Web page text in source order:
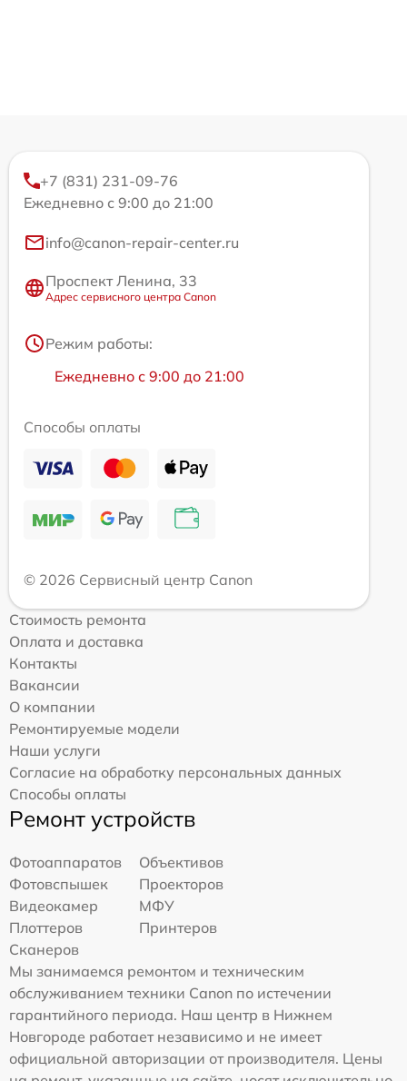
+7 (831) 231-09-76
Ежедневно с 9:00 до 21:00
info@canon-repair-center.ru
Проспект Ленина, 33
Адрес сервисного центра Canon
Режим работы:
Ежедневно с 9:00 до 21:00
Способы оплаты
© 2026 Сервисный центр Canon
Стоимость ремонта
Оплата и доставка
Контакты
Вакансии
О компании
Ремонтируемые модели
Наши услуги
Согласие на обработку персональных данных
Способы оплаты
Ремонт устройств
Фотоаппаратов
Объективов
Фотовспышек
Проекторов
Видеокамер
МФУ
Плоттеров
Принтеров
Сканеров
Мы занимаемся ремонтом и техническим
обслуживанием техники Canon по истечении
гарантийного периода. Наш центр в Нижнем
Новгороде работает независимо и не имеет
официальной авторизации от производителя. Цены